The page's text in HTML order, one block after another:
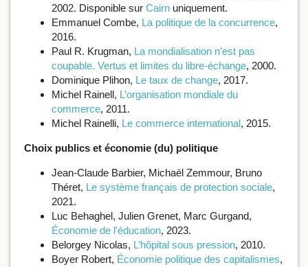
2002. Disponible sur Cairn uniquement.
Emmanuel Combe, La politique de la concurrence,
2016.
Paul R. Krugman, La mondialisation n’est pas
coupable. Vertus et limites du libre-échange, 2000.
Dominique Plihon, Le taux de change, 2017.
Michel Rainell, L’organisation mondiale du
commerce, 2011.
Michel Rainelli, Le commerce international, 2015.
Choix publics et économie (du) politique
Jean-Claude Barbier, Michaël Zemmour, Bruno
Théret, Le système français de protection sociale,
2021.
Luc Behaghel, Julien Grenet, Marc Gurgand,
Économie de l'éducation, 2023.
Belorgey Nicolas, L’hôpital sous pression, 2010.
Boyer Robert, Économie politique des capitalismes,